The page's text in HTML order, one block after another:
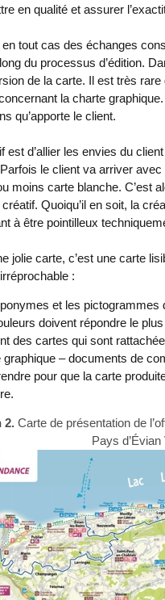
en qualité et assurer
tout cas des échanges
du processus d’édition.
de la carte. Il est très
la charte
qu’apporte le client.
est d’allier les envies du
le client va arriver
moins carte blanche. C’est
Quoiqu’il en soit, la
à être pointilleux
jolie carte, c’est une carte
:
et les pictogrammes
doivent répondre le
des cartes qui sont
graphique – documents de
pour que la carte
2. Carte de présentation de
Pays d’Évian